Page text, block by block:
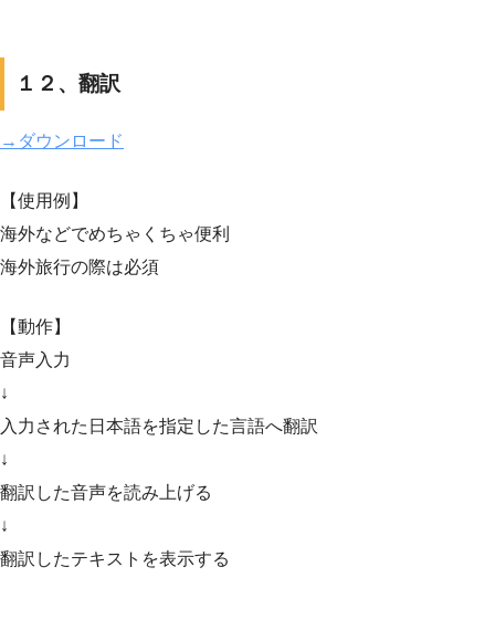
１２、翻訳
→ダウンロード
【使用例】
海外などでめちゃくちゃ便利
海外旅行の際は必須
【動作】
音声入力
↓
入力された日本語を指定した言語へ翻訳
↓
翻訳した音声を読み上げる
↓
翻訳したテキストを表示する